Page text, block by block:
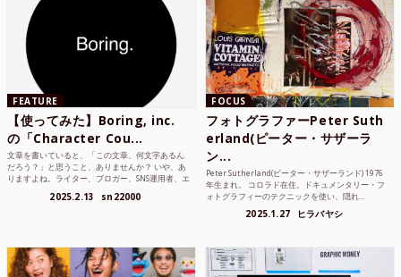
FEATURE
【使ってみた】Boring, inc.
の「Character Cou...
文章を書いていると、「この文章、何文字あるん
だろう？」と思うこと、ありませんか？ いや、あ
りますよね。ライター、ブロガー、SNS運用者、エ
2025.2.13 sn22000
FOCUS
フォトグラファーPeter Suth
erland(ピーター・サザーラ
ン...
Peter Sutherland(ピーター・サザーランド) 1976
年生まれ。 コロラド在住。ドキュメンタリー・フ
ォトグラフィーのテクニックを使い、隠れ...
2025.1.27 ヒラバヤシ